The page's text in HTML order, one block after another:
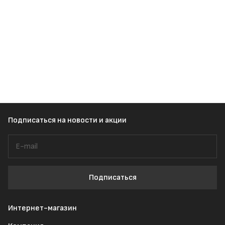
Подписаться на новости и акции
Подписаться
Интернет-магазин